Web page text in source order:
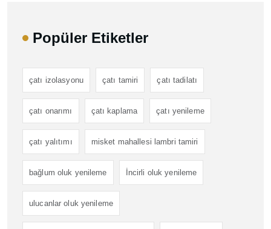
Popüler Etiketler
çatı izolasyonu çatı tamiri çatı tadilatı
çatı onarımı çatı kaplama çatı yenileme
çatı yalıtımı misket mahallesi lambri tamiri
bağlum oluk yenileme İncirli oluk yenileme
ulucanlar oluk yenileme